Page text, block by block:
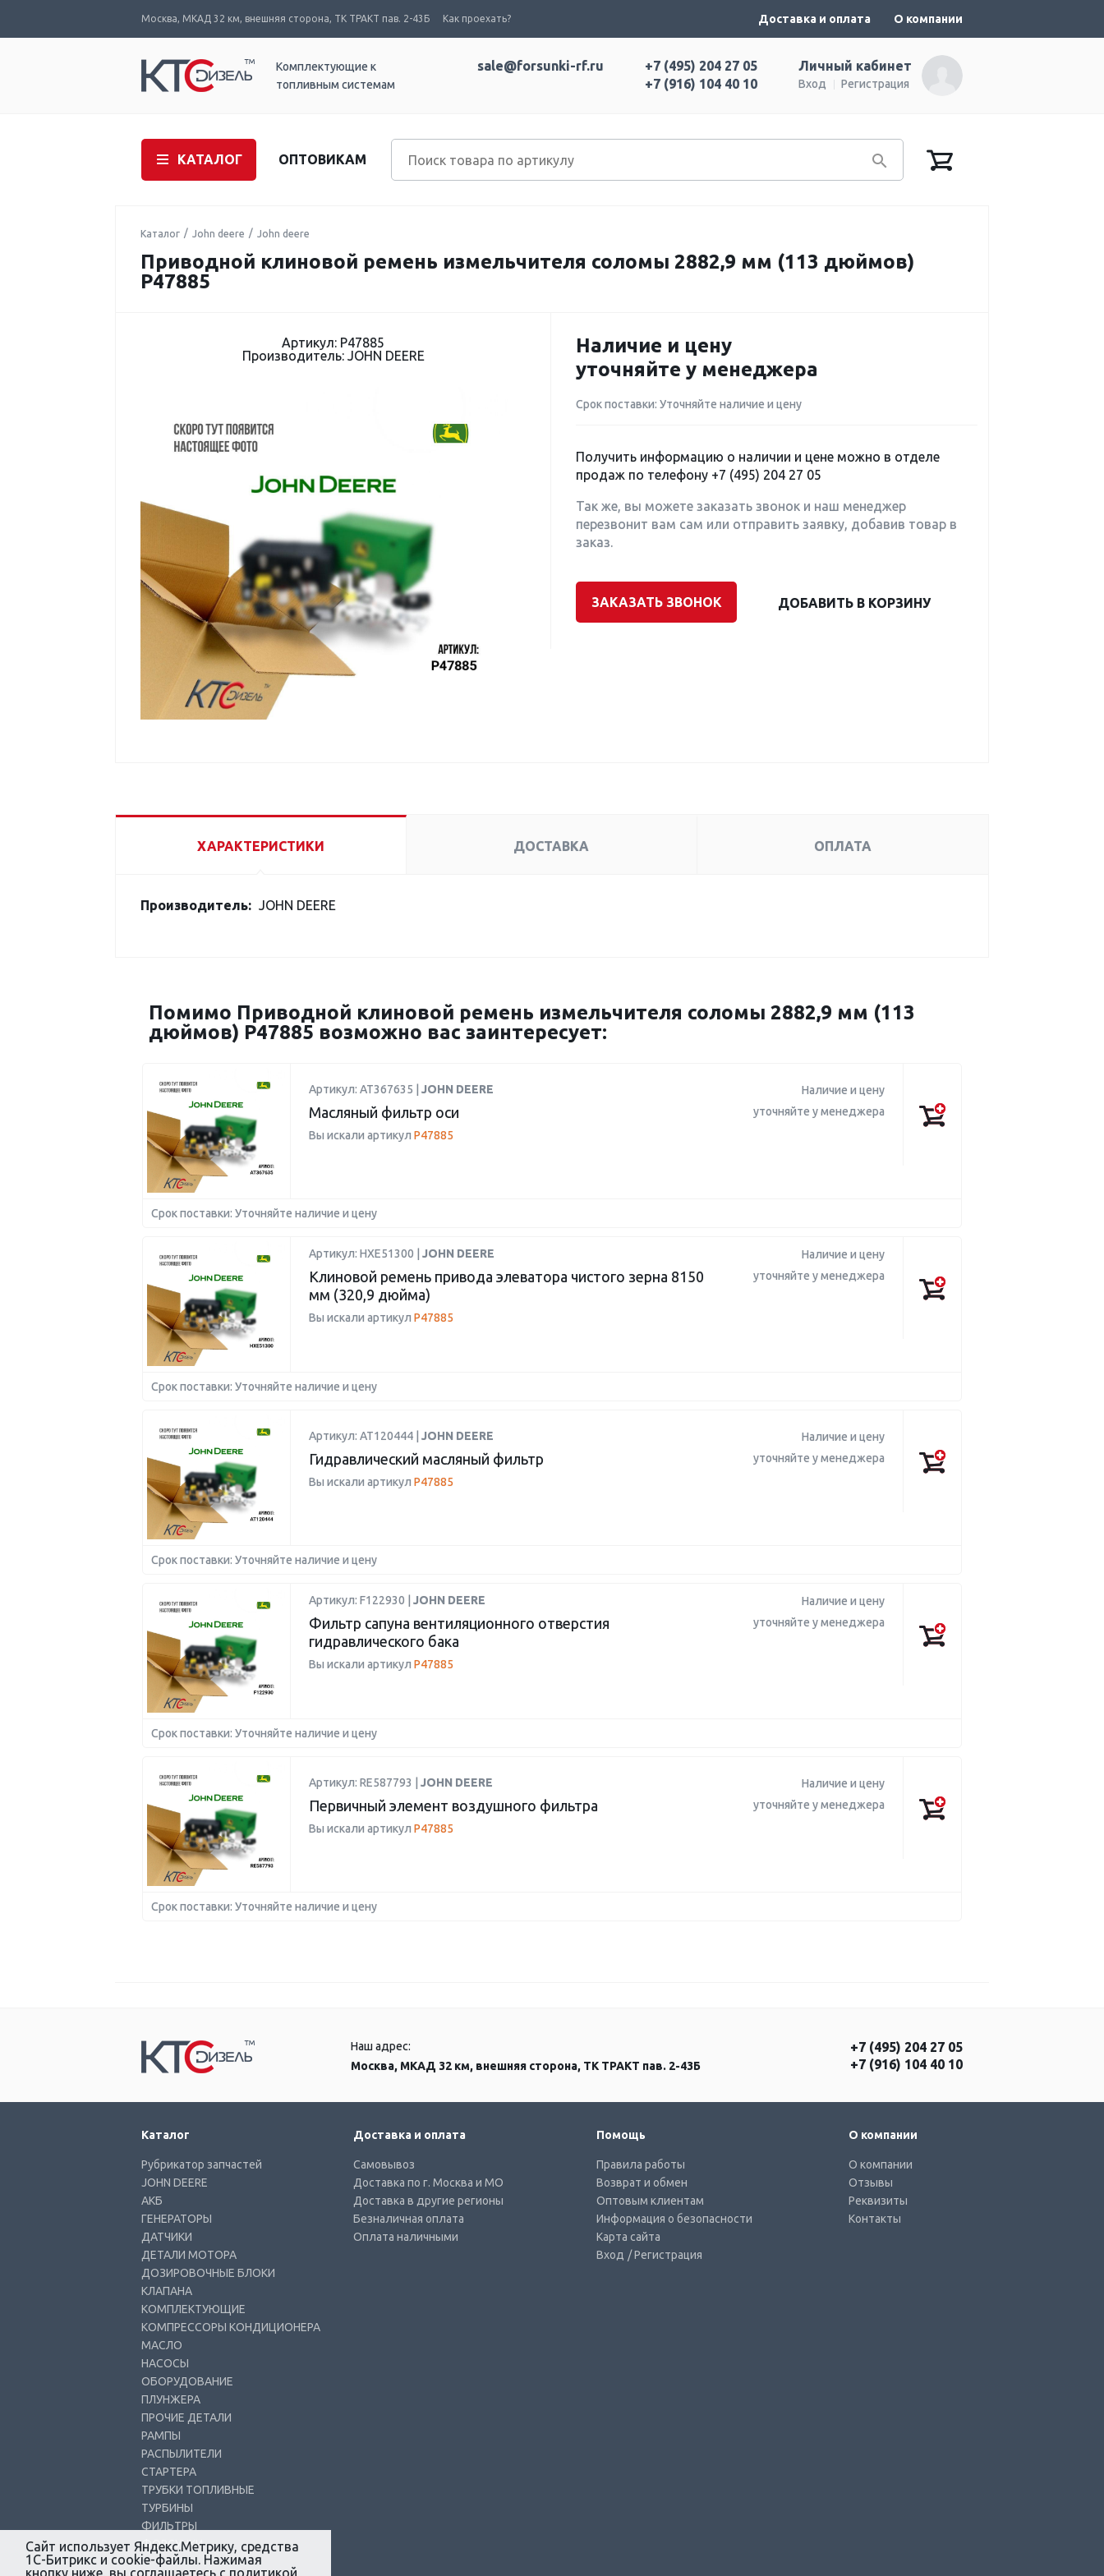
Москва, МКАД 32 км, внешняя сторона, ТК ТРАКТ пав. 2-43Б Как проехать? Доставка и оплата О компании
Комплектующие к
топливным системам
Личный кабинет
Вход Регистрация
+7 (495) 204 27 05
+7 (916) 104 40 10
sale@forsunki-rf.ru
КАТАЛОГ ОПТОВИКАМ
Каталог John deere John deere
Приводной клиновой ремень измельчителя соломы 2882,9 мм (113 дюймов)
P47885
Артикул: P47885
Производитель: JOHN DEERE
Наличие и цену
уточняйте у менеджера
Срок поставки: Уточняйте наличие и цену
Получить информацию о наличии и цене можно в отделе
продаж по телефону +7 (495) 204 27 05
Так же, вы можете заказать звонок и наш менеджер
перезвонит вам сам или отправить заявку, добавив товар в
заказ.
ЗАКАЗАТЬ ЗВОНОК ДОБАВИТЬ В КОРЗИНУ
ХАРАКТЕРИСТИКИ ДОСТАВКА ОПЛАТА
Производитель: JOHN DEERE
Помимо Приводной клиновой ремень измельчителя соломы 2882,9 мм (113
дюймов) P47885 возможно вас заинтересует:
Артикул: AT367635 | JOHN DEERE
Масляный фильтр оси
Вы искали артикул P47885
Наличие и цену
уточняйте у менеджера
Срок поставки: Уточняйте наличие и цену
Артикул: HXE51300 | JOHN DEERE
Клиновой ремень привода элеватора чистого зерна 8150
мм (320,9 дюйма)
Вы искали артикул P47885
Наличие и цену
уточняйте у менеджера
Срок поставки: Уточняйте наличие и цену
Артикул: AT120444 | JOHN DEERE
Гидравлический масляный фильтр
Вы искали артикул P47885
Наличие и цену
уточняйте у менеджера
Срок поставки: Уточняйте наличие и цену
Артикул: F122930 | JOHN DEERE
Фильтр сапуна вентиляционного отверстия
гидравлического бака
Вы искали артикул P47885
Наличие и цену
уточняйте у менеджера
Срок поставки: Уточняйте наличие и цену
Артикул: RE587793 | JOHN DEERE
Первичный элемент воздушного фильтра
Вы искали артикул P47885
Наличие и цену
уточняйте у менеджера
Срок поставки: Уточняйте наличие и цену
Наш адрес:
Москва, МКАД 32 км, внешняя сторона, ТК ТРАКТ пав. 2-43Б
+7 (495) 204 27 05
+7 (916) 104 40 10
Каталог
Рубрикатор запчастей
JOHN DEERE
АКБ
ГЕНЕРАТОРЫ
ДАТЧИКИ
ДЕТАЛИ МОТОРА
ДОЗИРОВОЧНЫЕ БЛОКИ
КЛАПАНА
КОМПЛЕКТУЮЩИЕ
КОМПРЕССОРЫ КОНДИЦИОНЕРА
МАСЛО
НАСОСЫ
ОБОРУДОВАНИЕ
ПЛУНЖЕРА
ПРОЧИЕ ДЕТАЛИ
РАМПЫ
РАСПЫЛИТЕЛИ
СТАРТЕРА
ТРУБКИ ТОПЛИВНЫЕ
ТУРБИНЫ
ФИЛЬТРЫ
ФОРСУНКИ
Доставка и оплата
Самовывоз
Доставка по г. Москва и МО
Доставка в другие регионы
Безналичная оплата
Оплата наличными
Помощь
Правила работы
Возврат и обмен
Оптовым клиентам
Информация о безопасности
Карта сайта
Вход / Регистрация
О компании
О компании
Отзывы
Реквизиты
Контакты
Сайт использует Яндекс.Метрику, средства
1С-Битрикс и cookie-файлы. Нажимая
кнопку ниже, вы соглашаетесь с политикой